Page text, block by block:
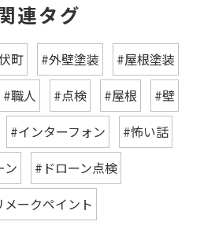
連タグ
町 #外壁塗装
#屋根塗装
#職人 #点検 #屋根
#壁
#インターフォン
#怖い話
ン
#ドローン点検
メークペイント